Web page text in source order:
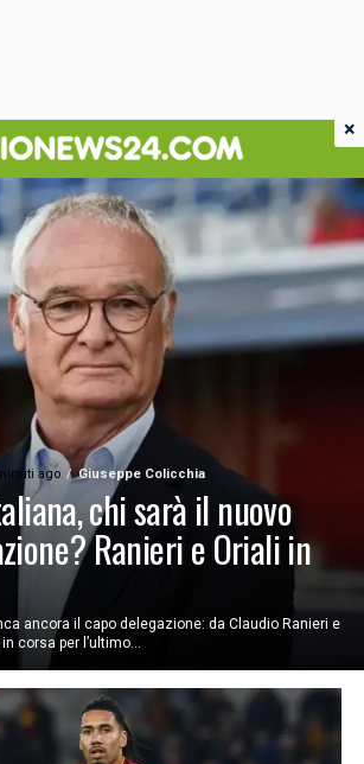
ago Giuseppe Colicchia
chi sarà il nuovo
Ranieri e Oriali in
ancora il capo delegazione: da Claudio Ranieri e
corsa per l’ultimo...
×